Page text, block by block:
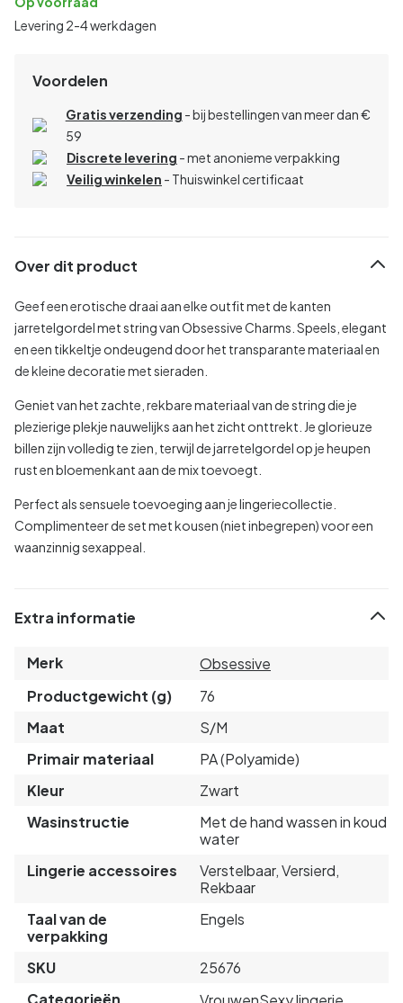
Levering 2-4 werkdagen
Voordelen
Gratis verzending - bij bestellingen van meer dan €
59
Discrete levering - met anonieme verpakking
Veilig winkelen - Thuiswinkel certificaat
Over dit product
Geef een erotische draai aan elke outfit met de kanten
jarretelgordel met string van Obsessive Charms. Speels, elegant
en een tikkeltje ondeugend door het transparante materiaal en
de kleine decoratie met sieraden.
Geniet van het zachte, rekbare materiaal van de string die je
plezierige plekje nauwelijks aan het zicht onttrekt. Je glorieuze
billen zijn volledig te zien, terwijl de jarretelgordel op je heupen
rust en bloemenkant aan de mix toevoegt.
Perfect als sensuele toevoeging aan je lingeriecollectie.
Complimenteer de set met kousen (niet inbegrepen) voor een
waanzinnig sexappeal.
Extra informatie
Merk
Obsessive
Productgewicht (g)
76
Maat
S/M
Primair materiaal
PA (Polyamide)
Kleur
Zwart
Wasinstructie
Met de hand wassen in koud
water
Lingerie accessoires
Verstelbaar, Versierd,
Rekbaar
Taal van de
verpakking
Engels
SKU
25676
Categorieën